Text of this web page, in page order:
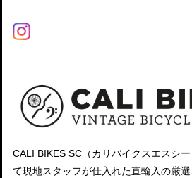
CALI BIKES SC（カリバイクスエスシ
て現地スタッフが仕入れた直輸入の厳